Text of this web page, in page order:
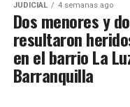
JUDICIAL 4 semanas ago
Dos menores y
resultaron
en el barrio La
Barranquilla